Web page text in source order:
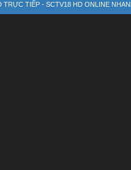
TRỰC TIẾP - SCTV18 HD ONLINE